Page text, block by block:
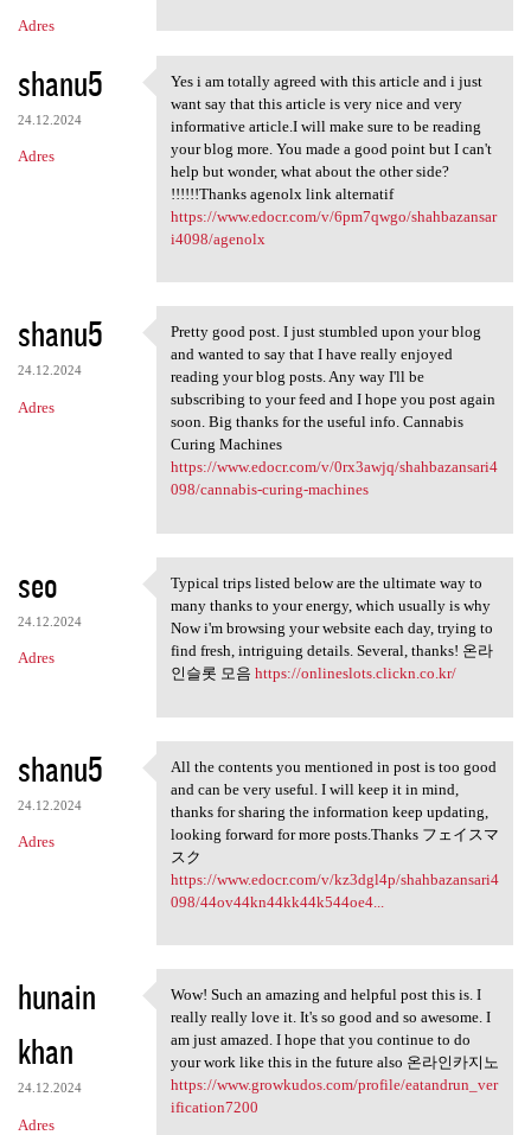
Adres
shanu5
24.12.2024
Adres
Yes i am totally agreed with
Yes i am totally agreed with this article and i just
want say that this article is very nice and very
informative article.I will make sure to be reading
your blog more. You made a good point but I can't
help but wonder, what about the other side?
!!!!!!Thanks agenolx link alternatif
https://www.edocr.com/v/6pm7qwgo/shahbazansar
i4098/agenolx
shanu5
24.12.2024
Adres
Pretty good post. I just
Pretty good post. I just stumbled upon your blog
and wanted to say that I have really enjoyed
reading your blog posts. Any way I'll be
subscribing to your feed and I hope you post again
soon. Big thanks for the useful info. Cannabis
Curing Machines
https://www.edocr.com/v/0rx3awjq/shahbazansari4
098/cannabis-curing-machines
seo
24.12.2024
Adres
Typical trips listed below
Typical trips listed below are the ultimate way to
many thanks to your energy, which usually is why
Now i'm browsing your website each day, trying to
find fresh, intriguing details. Several, thanks! 온라
인슬롯 모음 https://onlineslots.clickn.co.kr/
shanu5
24.12.2024
Adres
All the contents you
All the contents you mentioned in post is too good
and can be very useful. I will keep it in mind,
thanks for sharing the information keep updating,
looking forward for more posts.Thanks フェイスマ
スク
https://www.edocr.com/v/kz3dgl4p/shahbazansari4
098/44ov44kn44kk44k544oe4...
hunain
khan
24.12.2024
Adres
Wow! Such an amazing and
Wow! Such an amazing and helpful post this is. I
really really love it. It's so good and so awesome. I
am just amazed. I hope that you continue to do
your work like this in the future also 온라인카지노
https://www.growkudos.com/profile/eatandrun_ver
ification7200